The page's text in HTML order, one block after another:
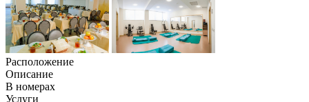
Расположение
Описание
В номерах
Услуги